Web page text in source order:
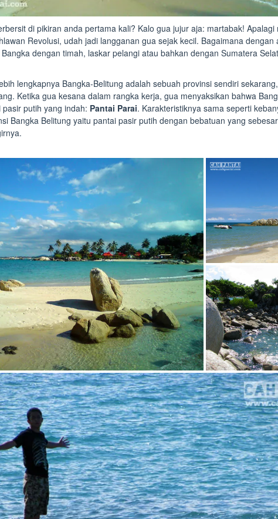
di pikiran anda pertama kali? Kalo gua jujur aja: martabak! Apalagi
Revolusi, udah jadi langganan gua sejak kecil. Bagaimana dengan
dengan timah, laskar pelangi atau bahkan dengan Sumatera
lengkapnya Bangka-Belitung adalah sebuah provinsi sendiri
Ketika gua kesana dalam rangka kerja, gua menyaksikan bahwa
pasir putih yang indah: Pantai Parai. Karakteristiknya sama seperti
Bangka Belitung yaitu pantai pasir putih dengan bebatuan yang